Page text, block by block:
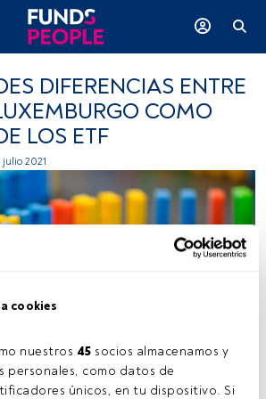
cookies
nuestros 45 socios almacenamos y
personales, como datos de
únicos, en tu dispositivo. Si
DIFERENCIAS ENTRE
COMO
LOS ETF
julio 2021